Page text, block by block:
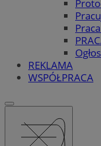
REKLAMA
WSPÓŁPRACA